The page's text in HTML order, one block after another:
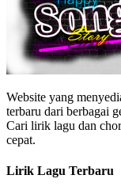
Website yang
terbaru dari berbagai
Cari lirik lagu dan
cepat.
Lirik Lagu Terbaru